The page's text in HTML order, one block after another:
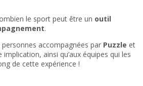
le sport peut être un outil
.
accompagnées par Puzzle et
implication, ainsi qu’aux équipes qui les
de cette expérience !